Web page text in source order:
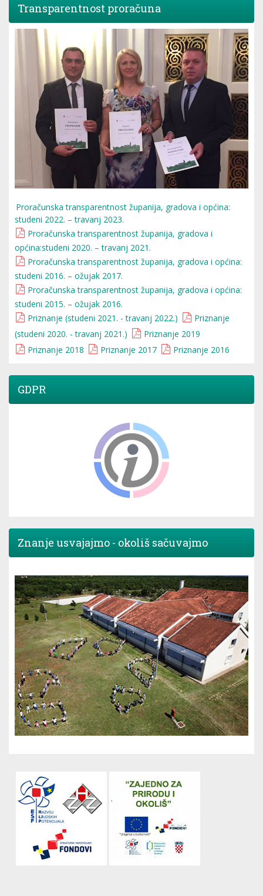
Transparentnost proračuna
Proračunska transparentnost županija, gradova i općina:
studeni 2022. – travanj 2023.
Proračunska transparentnost županija, gradova i
općina:studeni 2020. – travanj 2021.
Proračunska transparentnost županija, gradova i općina:
studeni 2016. – ožujak 2017.
Proračunska transparentnost županija, gradova i općina:
studeni 2015. – ožujak 2016.
Priznanje (studeni 2021. - travanj 2022.)
Priznanje
(studeni 2020. - travanj 2021.)
Priznanje 2019
Priznanje 2018
Priznanje 2017 Priznanje 2016
GDPR
Znanje usvajajmo - okoliš sačuvajmo